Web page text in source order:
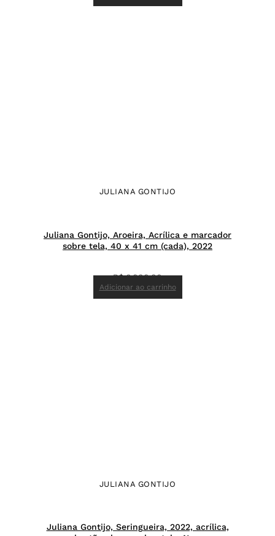
JULIANA GONTIJO
Juliana Gontijo, Aroeira, Acrílica e marcador
sobre tela, 40 x 41 cm (cada), 2022
R$6.000,00
Adicionar ao carrinho
JULIANA GONTIJO
Juliana Gontijo, Seringueira, 2022, acrílica,